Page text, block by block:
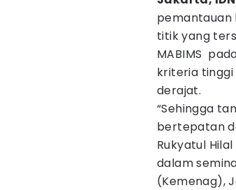
pemantauan
titik yang
MABIMS
kriteria tinggi
derajat.
“Sehingga
bertepatan
Rukyatul
dalam
(Kemenag),